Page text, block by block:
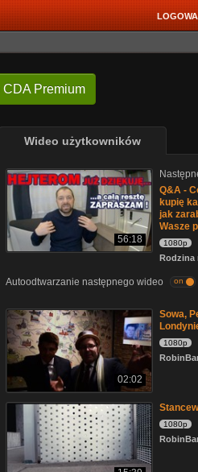
CDA Premium
Wideo użytkowników
56:18
Q&A -
kupię
jak
Wasze
1080p
Rodzina
Autoodtwarzanie następnego wideo on
02:02
Sowa,
1080p
1080p